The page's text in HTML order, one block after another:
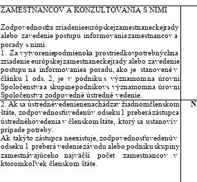
ZAMESTNANCOV A KONZULTOVANIA S NIMI
Zodpovednosťza zriadenieeurópskejzamestnaneckejrady
alebo zavedenie postupu informovaniazamestnancov a
porady s nimi
1.
Za vytvoreniepodmienoka prostriedkovpotrebnýchna
zriadenieeurópskejzamestnaneckejrady alebo zavedenie
postupu na informovaniea poradu, ako je stanovené v
článku 1 ods. 2, je v podniku s významomna úrovni
Spoločenstvaa skupinepodnikovs významomna úrovni
Spoločenstva zodpovedné ústredné vedenie.
2. Aksa ústrednévedenienenachádzav žiadnomčlenskom
štáte, zodpovednosťuvedenúv odseku1 preberázástupca
ústrednéhovedenia v členskom štáte, ktorýsa ustanovív
prípade potreby.
Ak takýto zástupca neexistuje, zodpovednosťuvedenú v
odseku 1 preberávedeniezávodualebo podnikuskupiny
zamestnávajúceho
najväčší počet zamestnancov
v
ktoromkoľvek členskom štáte.
N